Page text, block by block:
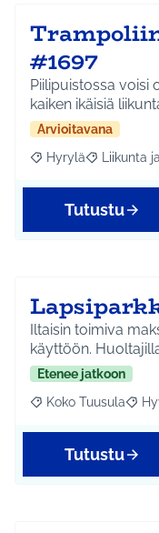
#1697
Piilipuistossa voisi
Arvioitavana
Rajaa tulokset
Hyrylä RajaaLiikunta
Tutustu
Iltaisin toimiva
käyttöön.
Etenee jatkoon
Rajaa tulokset
Koko Tuusula
Tutustu